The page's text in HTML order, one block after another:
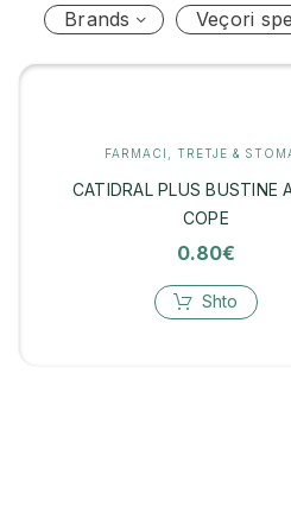
Brands Veçori
FARMACI ,TRETJE &
CATIDRAL PLUS BUSTINE
COPE
0.80€
Shto